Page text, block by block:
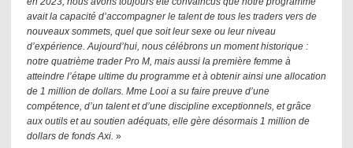
avait la capacité d’accompagner le talent de tous les traders vers de
nouveaux sommets, quel que soit leur sexe ou leur niveau
d’expérience. Aujourd’hui, nous célébrons un moment historique :
notre quatrième trader Pro M, mais aussi la première femme à
atteindre l’étape ultime du programme et à obtenir ainsi une allocation
de 1 million de dollars. Mme Looi a su faire preuve d’une
compétence, d’un talent et d’une discipline exceptionnels, et grâce
aux outils et au soutien adéquats, elle gère désormais 1 million de
dollars de fonds Axi. »